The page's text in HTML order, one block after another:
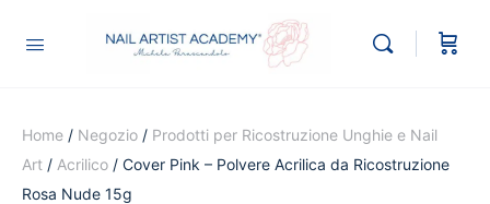
Home / Negozio / Prodotti per Ricostruzione Unghie e Nail
Art / Acrilico / Cover Pink – Polvere Acrilica da Ricostruzione
Rosa Nude 15g